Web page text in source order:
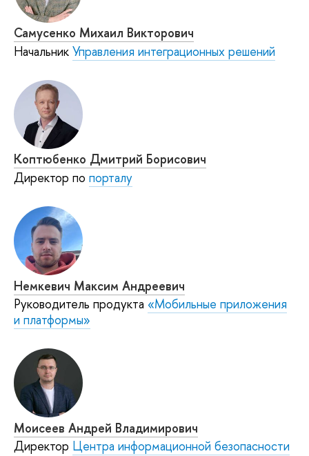
Самусенко Михаил Викторович
Начальник Управления интеграционных решений
Коптюбенко Дмитрий Борисович
Директор по порталу
Немкевич Максим Андреевич
Руководитель продукта «Мобильные приложения
и платформы»
Моисеев Андрей Владимирович
Директор Центра информационной безопасности